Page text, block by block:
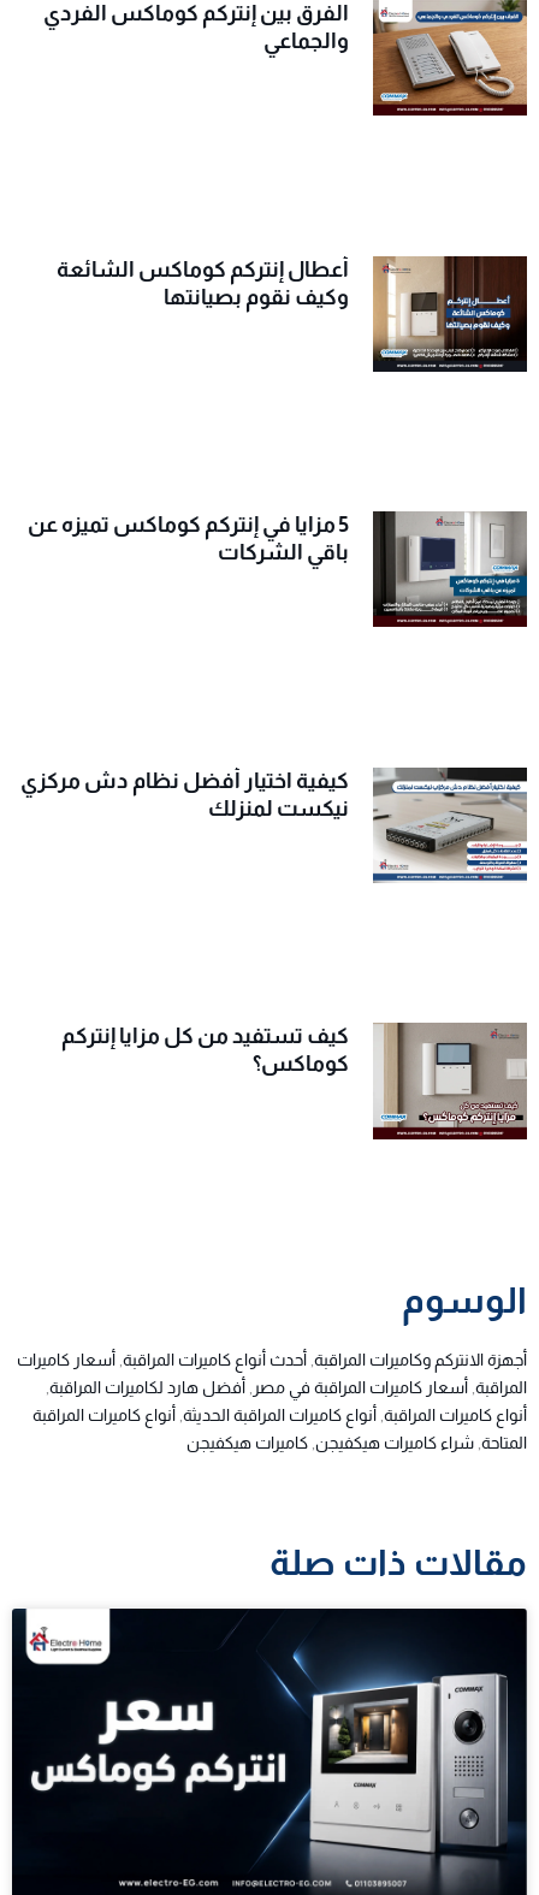
الفرق بين إنتركم كوماكس الفردي
والجماعي
أعطال إنتركم كوماكس الشائعة
وكيف نقوم بصيانتها
5 مزايا في إنتركم كوماكس تميزه عن
باقي الشركات
كيفية اختيار أفضل نظام دش مركزي
نيكست لمنزلك
كيف تستفيد من كل مزايا إنتركم
كوماكس؟
الوسوم
أجهزة الانتركم وكاميرات المراقبة أحدث أنواع كاميرات المراقبة أسعار كاميرات
المراقبة أسعار كاميرات المراقبة في مصر أفضل هارد لكاميرات المراقبة
أنواع كاميرات المراقبة أنواع كاميرات المراقبة الحديثة أنواع كاميرات المراقبة
المتاحة شراء كاميرات هيكفيجن كاميرات هيكفيجن
مقالات ذات صلة